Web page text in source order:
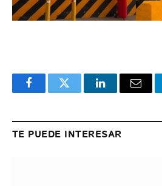
FacebookTwitter LinkedInEmail
TE PUEDE INTERESAR